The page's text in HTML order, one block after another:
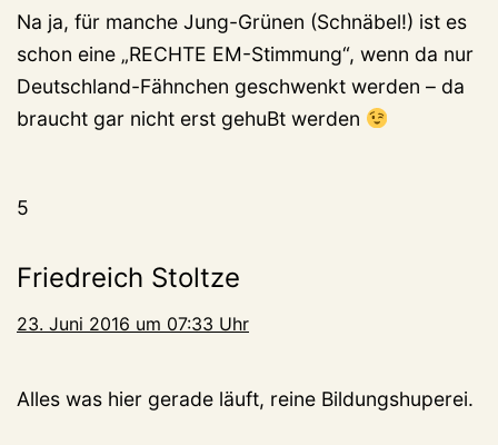
Na ja, für manche Jung-Grünen (Schnäbel!) ist es
schon eine „RECHTE EM-Stimmung“, wenn da nur
Deutschland-Fähnchen geschwenkt werden – da
braucht gar nicht erst gehuBt werden
5
Friedreich Stoltze
23. Juni 2016 um 07:33 Uhr
Alles was hier gerade läuft, reine Bildungshuperei.